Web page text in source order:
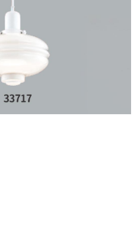
戶之使用額度並採取法律行動。